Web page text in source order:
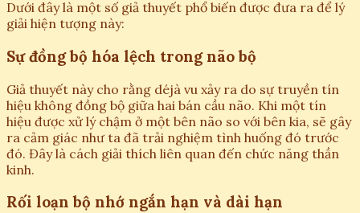
Dưới đây là một số giả thuyết phổ biến được đưa ra để lý
giải hiện tượng này:
Sự đồng bộ hóa lệch trong não bộ
Giả thuyết này cho rằng déjà vu xảy ra do sự truyền tín
hiệu không đồng bộ giữa hai bán cầu não. Khi một tín
hiệu được xử lý chậm ở một bên não so với bên kia, sẽ gây
ra cảm giác như ta đã trải nghiệm tình huống đó trước
đó. Đây là cách giải thích liên quan đến chức năng thần
kinh.
Rối loạn bộ nhớ ngắn hạn và dài hạn